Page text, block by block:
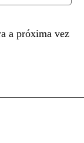
a próxima vez